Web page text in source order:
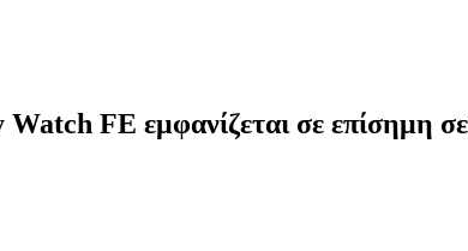
FE εμφανίζεται σε επίσημη